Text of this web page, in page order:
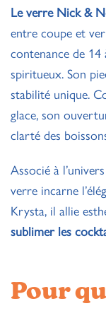
Le verre Nick &
entre coupe et
contenance de 14
spiritueux. Son
stabilité unique.
glace, son
clarté des
Associé à
verre incarne
Krysta, il allie
sublimer les
Pour